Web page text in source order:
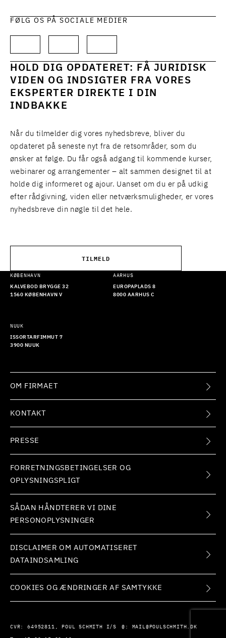
FØLG OS PÅ SOCIALE MEDIER
HOLD DIG OPDATERET: FÅ JURIDISK
VIDEN OG INDSIGTER FRA VORES
EKSPERTER DIREKTE I DIN
INDBAKKE
Når du tilmelder dig vores nyhedsbreve, bliver du
opdateret på seneste nyt fra de retsområder, som du
ønsker at følge. Du får også adgang til kommende kurser,
webinarer og arrangementer – alt sammen designet til at
holde dig informeret og ajour. Uanset om du er på udkig
efter rådgivning, viden eller netværksmuligheder, er vores
nyhedsbreve din nøgle til det hele.
TILMELD
KØBENHAVN
KALVEBOD BRYGGE 32
1560 KØBENHAVN V
AARHUS
EUROPAPLADS 8
8000 AARHUS C
NUUK
ISSORTARFIMMUT 7
3900 NUUK
CVR: 64952811, POUL SCHMITH I/S @: MAIL@POULSCHMITH.DK
OM FIRMAET
KONTAKT
PRESSE
FORRETNINGSBETINGELSER OG
OPLYSNINGSPLIGT
SÅDAN HÅNDTERER VI DINE
PERSONOPLYSNINGER
DISCLAIMER OM AUTOMATISERET
DATAINDSAMLING
COOKIES OG ÆNDRINGER AF SAMTYKKE